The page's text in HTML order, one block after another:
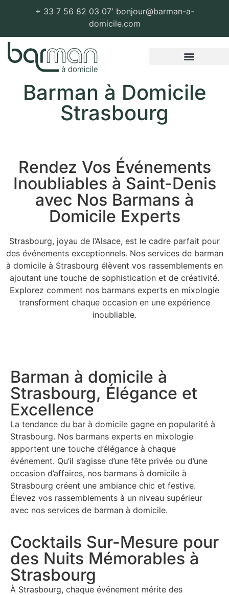
+ 33 7 56 82 03 07′ bonjour@barman-a-
domicile.com
Barman à Domicile
Strasbourg
Rendez Vos Événements
Inoubliables à Saint-Denis
avec Nos Barmans à
Domicile Experts
Strasbourg, joyau de l’Alsace, est le cadre parfait pour
des événements exceptionnels. Nos services de barman
à domicile à Strasbourg élèvent vos rassemblements en
ajoutant une touche de sophistication et de créativité.
Explorez comment nos barmans experts en mixologie
transforment chaque occasion en une expérience
inoubliable.
Barman à domicile à
Strasbourg, Élégance et
Excellence
La tendance du bar à domicile gagne en popularité à
Strasbourg. Nos barmans experts en mixologie
apportent une touche d’élégance à chaque
événement. Qu’il s’agisse d’une fête privée ou d’une
occasion d’affaires, nos barmans à domicile à
Strasbourg créent une ambiance chic et festive.
Élevez vos rassemblements à un niveau supérieur
avec nos services de barman à domicile.
Cocktails Sur-Mesure pour
des Nuits Mémorables à
Strasbourg
À Strasbourg, chaque événement mérite des